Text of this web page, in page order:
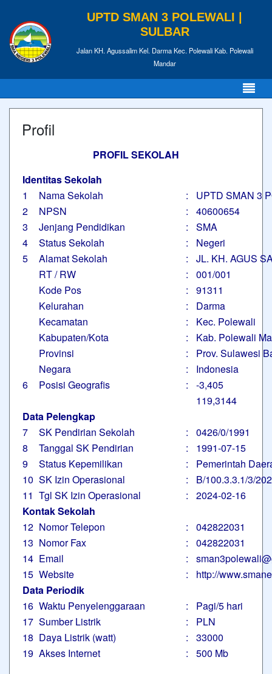
UPTD SMAN 3 POLEWALI |
SULBAR
Jalan KH. Agussalim Kel. Darma Kec. Polewali Kab. Polewali
Mandar
Profil
PROFIL SEKOLAH
Identitas Sekolah
1
Nama Sekolah :
UPTD SMAN 3
2
NPSN :
40600654
3
Jenjang Pendidikan :
SMA
4
Status Sekolah :
Negeri
5
Alamat Sekolah :
JL. KH. AGUS
RT / RW
:
001/001
Kode Pos
:
91311
Kelurahan
:
Darma
Kecamatan
:
Kec. Polewali
Kabupaten/Kota
:
Kab. Polewali
Provinsi
:
Prov. Sulawesi
Negara
:
Indonesia
6
Posisi Geografis :
-3,405
119,3144
Data Pelengkap
7
SK Pendirian Sekolah :
0426/0/1991
8
Tanggal SK Pendirian :
1991-07-15
9
Status Kepemilikan :
Pemerintah
10 SK Izin Operasional :
B/100.3.3.1/3/
11 Tgl SK Izin Operasional :
2024-02-16
Kontak Sekolah
12 Nomor Telepon :
042822031
13 Nomor Fax :
042822031
14 Email :
15 Website :
http://
Data Periodik
16 Waktu Penyelenggaraan :
Pagi/5 hari
17 Sumber Listrik :
PLN
18 Daya Listrik (watt) :
33000
19 Akses Internet : 500 Mb